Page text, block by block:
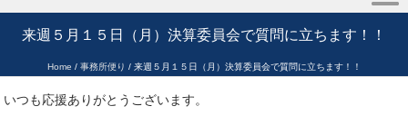
Skip to content
来週５月１５日（月）決算委員会で質問に立ちます！！
Home /事務所便り /来週５月１５日（月）決算委員会で質問に立ちます！！
いつも応援ありがとうございます。